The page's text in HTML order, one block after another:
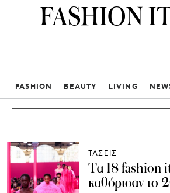
FASHION
FASHION BEAUTY LIVING
ΤΑΣΕΙΣ
Τα 18 fashion
καθόρισαν το